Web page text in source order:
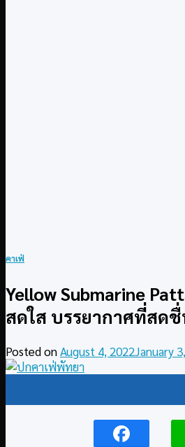
คาเฟ่
Yellow Submarine
สดใส บรรยากาศที่สด
Posted onAugust 4, 2022January